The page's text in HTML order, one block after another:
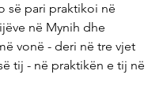
së pari praktikoi në
në Mynih dhe
vonë - deri në tre vjet
tij - në praktikën e tij në